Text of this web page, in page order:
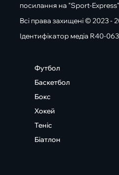
посилання на "Sport-
Всі права захищені © 2023
Ідентифікатор медіа R40-
Футбол
Баскетбол
Бокс
Хокей
Теніс
Біатлон